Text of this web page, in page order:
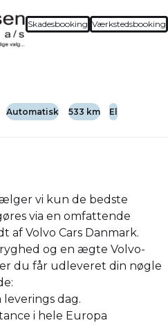
Skadesbooking Værkstedsbooking
Automatisk 533 km El
vi kun de bedste
via en omfattende
af Volvo Cars Danmark.
og en ægte Volvo-
du får udleveret din nøgle
dag.
i hele Europa